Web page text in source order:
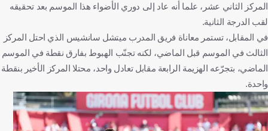
المركز الثاني عشر، علما أنه عاد إلى دوري الأضواء هذا الموسم بعد تحقيقه
لقب الدرجة الثانية.
في المقابل، تستمر معاناة فريق المدرب ميتشل سانشيس الذي احتل المركز
الثالث في الموسم قبل الماضي، لكنه تجنّب الهبوط بفارق نقطة في الموسم
الماضي، بتجرّعه الهزيمة الرابعة مقابل تعادل واحد، محتلا المركز الأخير بنقطة
واحدة.